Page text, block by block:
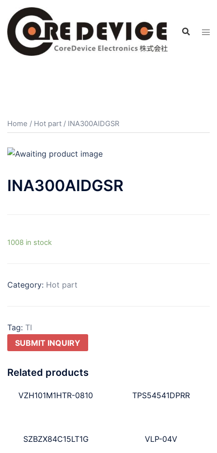
Home / Hot part / INA300AIDGSR
INA300AIDGSR
1008 in stock
Category: Hot part
Tag: TI
SUBMIT INQUIRY
Related products
VZH101M1HTR-0810 TPS54541DPRR
SZBZX84C15LT1G VLP-04V